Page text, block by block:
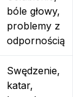
bóle głowy,
problemy z
odpornością
Swędzenie,
katar,